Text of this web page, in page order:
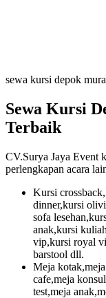
sewa kursi depok
Sewa Kursi
Terbaik
CV.Surya Jaya Event
perlengkapan acara
Kursi
dinner,kursi
sofa
anak,kursi
vip,kursi royal
barstool dll.
Meja
cafe,meja
test,meja